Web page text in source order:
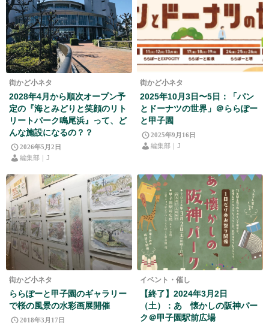
街かど小ネタ
2028年4月から順次オープン予
定の『海とみどりと笑顔のリト
リートパーク鳴尾浜』って、ど
んな施設になるの？？
2026年5月2日
編集部｜J
街かど小ネタ
2025年10月3日〜5日：「パン
とドーナツの世界」＠ららぽー
と甲子園
2025年9月16日
編集部｜J
街かど小ネタ
ららぽーと甲子園のギャラリー
で桜の風景の水彩画展開催
2018年3月17日
イベント・催し
【終了】2024年3月2日
（土）：あゝ懐かしの阪神パー
ク＠甲子園駅前広場